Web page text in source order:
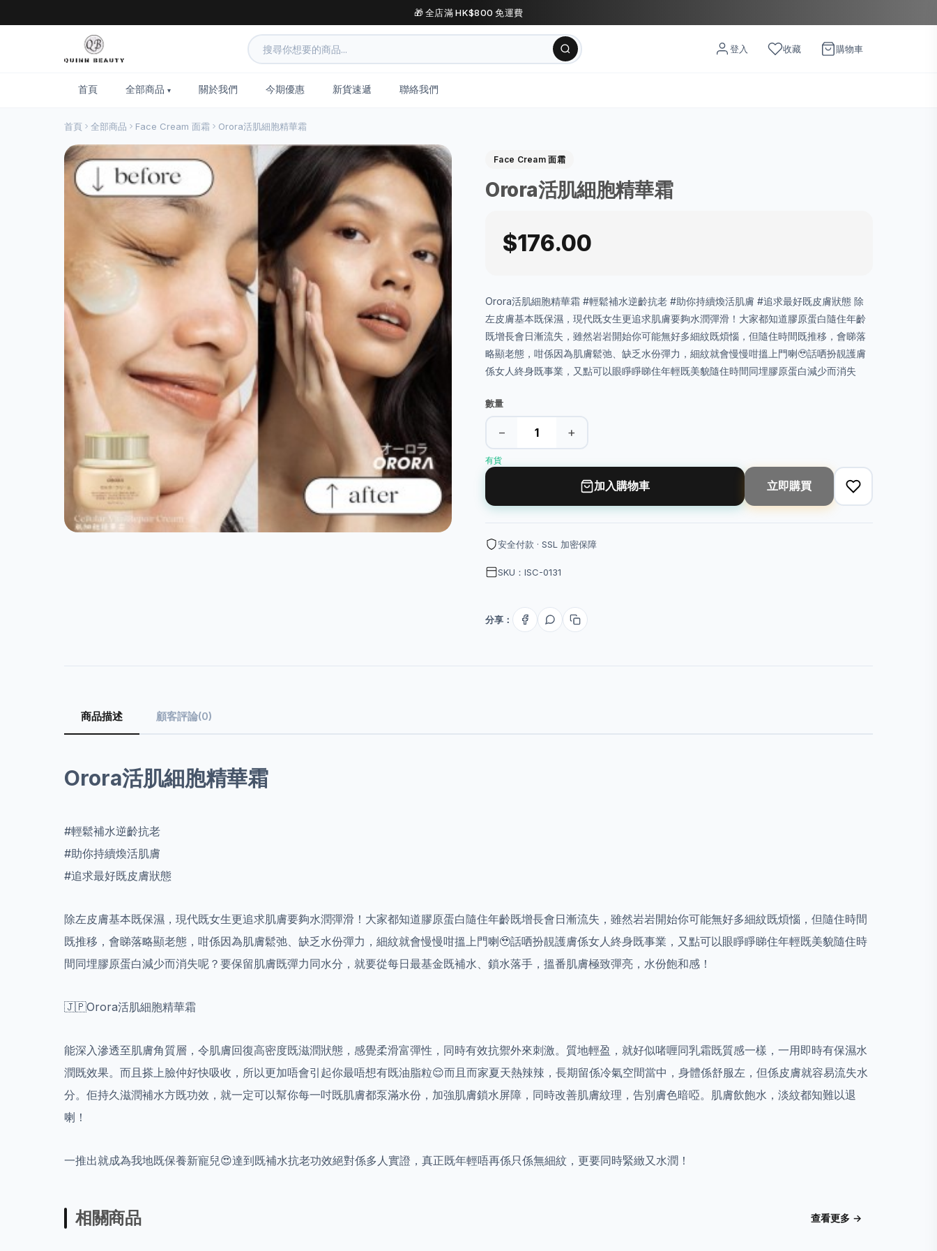
🎁 全店滿 HK$800 免運費
登入 收藏 購物車
首頁 全部商品 關於我們 今期優惠 新貨速遞 聯絡我們
首頁 全部商品 Face Cream 面霜 Orora活肌細胞精華霜
Face Cream 面霜
Orora活肌細胞精華霜
$176.00
Orora活肌細胞精華霜 #輕鬆補水逆齡抗老 #助你持續煥活肌膚 #追求最好既皮膚狀態 除
左皮膚基本既保濕，現代既女生更追求肌膚要夠水潤彈滑！大家都知道膠原蛋白隨住年齡
既增長會日漸流失，雖然岩岩開始你可能無好多細紋既煩惱，但隨住時間既推移，會睇落
略顯老態，咁係因為肌膚鬆弛、缺乏水份彈力，細紋就會慢慢咁搵上門喇🥹話哂扮靚護膚
係女人終身既事業，又點可以眼睜睜睇住年輕既美貌隨住時間同埋膠原蛋白減少而消失
數量
− +
有貨
加入購物車 立即購買
安全付款 · SSL 加密保障
SKU：ISC-0131
分享：
商品描述 顧客評論(0)
Orora活肌細胞精華霜
#輕鬆補水逆齡抗老
#助你持續煥活肌膚
#追求最好既皮膚狀態
除左皮膚基本既保濕，現代既女生更追求肌膚要夠水潤彈滑！大家都知道膠原蛋白隨住年齡既增長會日漸流失，雖然岩岩開始你可能無好多細紋既煩惱，但隨住時間
既推移，會睇落略顯老態，咁係因為肌膚鬆弛、缺乏水份彈力，細紋就會慢慢咁搵上門喇🥹話哂扮靚護膚係女人終身既事業，又點可以眼睜睜睇住年輕既美貌隨住時
間同埋膠原蛋白減少而消失呢？要保留肌膚既彈力同水分，就要從每日最基金既補水、鎖水落手，搵番肌膚極致彈亮，水份飽和感！
🇯🇵Orora活肌細胞精華霜
能深入滲透至肌膚角質層，令肌膚回復高密度既滋潤狀態，感覺柔滑富彈性，同時有效抗禦外來刺激。質地輕盈，就好似啫喱同乳霜既質感一樣，一用即時有保濕水
潤既效果。而且搽上臉仲好快吸收，所以更加唔會引起你最唔想有既油脂粒😌而且而家夏天熱辣辣，長期留係冷氣空間當中，身體係舒服左，但係皮膚就容易流失水
分。佢持久滋潤補水方既功效，就一定可以幫你每一吋既肌膚都泵滿水份，加強肌膚鎖水屏障，同時改善肌膚紋理，告別膚色暗啞。肌膚飲飽水，淡紋都知難以退
喇！
一推出就成為我地既保養新寵兒😍達到既補水抗老功效絕對係多人實證，真正既年輕唔再係只係無細紋，更要同時緊緻又水潤！
相關商品 查看更多 →